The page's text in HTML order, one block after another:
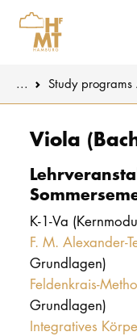
You are here:
... Study programs
Viola
K-1-Va
F. M. Alexander-
Grundlagen)
Feldenkrais-
Grundlagen)
Integratives